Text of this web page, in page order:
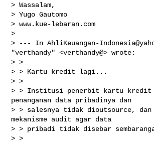
> Wassalam,
> Yugo Gautomo
> www.kue-lebaran.com
>
> --- In AhliKeuangan-
"verthandy" <verthandy@> wrote:
> >
> > Kartu kredit lagi...
> >
> > Institusi penerbit kartu kredit
penanganan data pribadinya dan
> > salesnya tidak dioutsource, dan
mekanisme audit agar data
> > pribadi tidak disebar
> >